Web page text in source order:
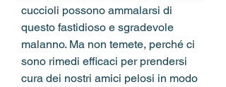
cuccioli possono ammalarsi di
questo fastidioso e sgradevole
malanno. Ma non temete, perché ci
sono rimedi efficaci per prendersi
cura dei nostri amici pelosi in modo